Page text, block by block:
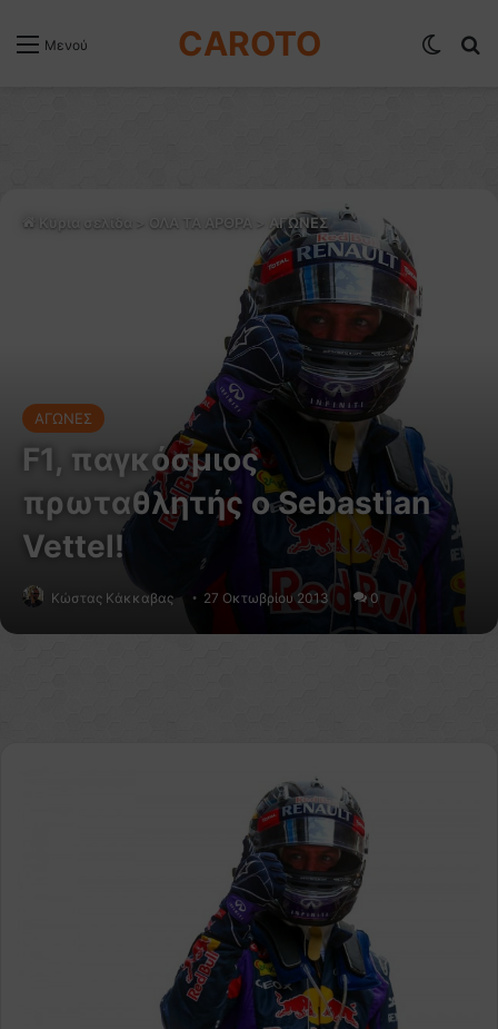
Μενού CAROTO
Κύρια σελίδα ΟΛΑ ΤΑ ΑΡΘΡΑ ΑΓΩΝΕΣ
ΑΓΩΝΕΣ
F1, παγκόσμιος
πρωταθλητής ο Sebastian
Vettel!
Κώστας Κάκκαβας 27 Οκτωβρίου 2013 0